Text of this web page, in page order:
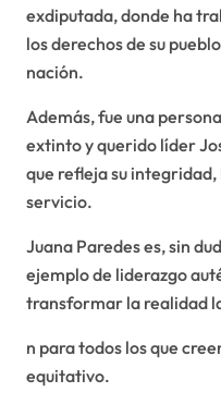
exdiputada, donde ha
los derechos de su
nación.
Además, fue una
extinto y querido líder
que refleja su
servicio.
Juana Paredes es, sin
ejemplo de liderazgo
transformar la realidad
n para todos los que
equitativo.